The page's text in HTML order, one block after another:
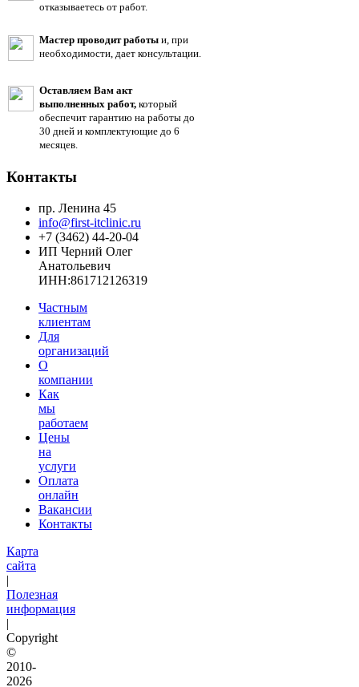
отказываетесь от работ.
Мастер проводит работы и, при
необходимости, дает консультации.
Оставляем Вам акт
выполненных работ, который
обеспечит гарантию на работы до
30 дней и комплектующие до 6
месяцев.
Контакты
пр. Ленина 45
info@first-itclinic.ru
+7 (3462) 44-20-04
ИП Черний Олег
Анатольевич
ИНН:861712126319
Частным
клиентам
Для
организаций
О
компании
Как
мы
работаем
Цены
на
услуги
Оплата
онлайн
Вакансии
Контакты
Карта
сайта
|
Полезная
информация
|
Copyright
©
2010-
2026